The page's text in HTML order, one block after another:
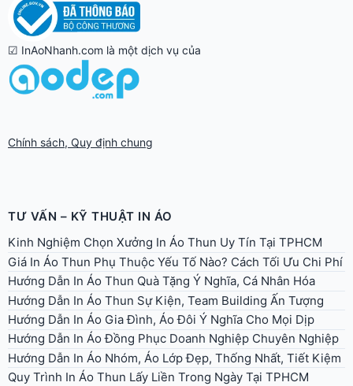
☑ InAoNhanh.com là một dịch vụ của
Chính sách, Quy định chung
TƯ VẤN – KỸ THUẬT IN ÁO
Kinh Nghiệm Chọn Xưởng In Áo Thun Uy Tín Tại TPHCM
Giá In Áo Thun Phụ Thuộc Yếu Tố Nào? Cách Tối Ưu Chi Phí
Hướng Dẫn In Áo Thun Quà Tặng Ý Nghĩa, Cá Nhân Hóa
Hướng Dẫn In Áo Thun Sự Kiện, Team Building Ấn Tượng
Hướng Dẫn In Áo Gia Đình, Áo Đôi Ý Nghĩa Cho Mọi Dịp
Hướng Dẫn In Áo Đồng Phục Doanh Nghiệp Chuyên Nghiệp
Hướng Dẫn In Áo Nhóm, Áo Lớp Đẹp, Thống Nhất, Tiết Kiệm
Quy Trình In Áo Thun Lấy Liền Trong Ngày Tại TPHCM